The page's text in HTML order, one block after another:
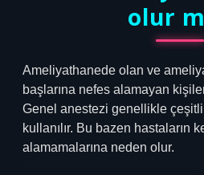
olur
Ameliyathanede olan ve
başlarına nefes alamayan
Genel anestezi genellikle
kullanılır. Bu bazen hastaların
alamamalarına neden olur.